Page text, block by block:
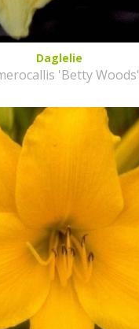
Daglelie
'Betty Woods'